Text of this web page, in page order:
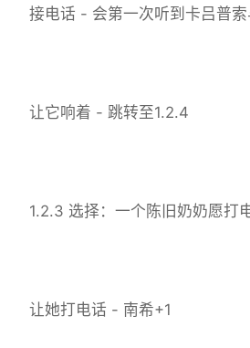
接电话 - 会第一次听到卡吕普
让它响着 - 跳转至1.2.4
1.2.3 选择：一个陈旧奶奶愿打
让她打电话 - 南希+1